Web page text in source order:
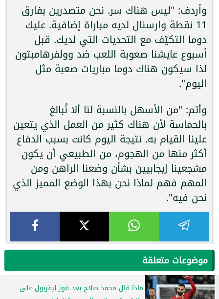
وأردف: "ليس هناك سر. نحن متصدرين بفارق
11 نقطة وارسنال لديه مباراة إضافية. عليك
دوما التكيّف مع التحديات التي لديك. قبل
أسبوع عايشنا صعوبة اللعب ضد وولفرهامبتون
لذا سيكون هناك دوما مباريات صعبة مثل
اليوم".
وأتم: "من الأسهل بالنسبة لنا ألا نُبالغ
بالحماسة لأن هناك كثير من العمل الذي يتعين
علينا القيام به. نتيجة اليوم كانت بسبب الدفاع
أكثر منها من الهجوم، من الطبيعي أن يكون
مشجعينا إيجابيين بشأن وضعنا الراهن ومن
المهم فهم لماذا نحن بهذا الوضع المميز الذي
نحن فيه".
موضوعات متعلقة
ماذا قال محمد صلاح بعد فوز ليفربول على